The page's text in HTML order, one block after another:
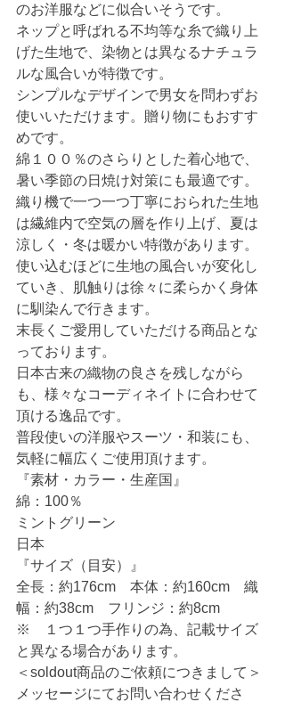
のお洋服などに似合いそうです。
ネップと呼ばれる不均等な糸で織り上
げた生地で、染物とは異なるナチュラ
ルな風合いが特徴です。
シンプルなデザインで男女を問わずお
使いいただけます。贈り物にもおすす
めです。
綿１００％のさらりとした着心地で、
暑い季節の日焼け対策にも最適です。
織り機で一つ一つ丁寧におられた生地
は繊維内で空気の層を作り上げ、夏は
涼しく・冬は暖かい特徴があります。
使い込むほどに生地の風合いが変化し
ていき、肌触りは徐々に柔らかく身体
に馴染んで行きます。
末長くご愛用していただける商品とな
っております。
日本古来の織物の良さを残しながら
も、様々なコーディネイトに合わせて
頂ける逸品です。
普段使いの洋服やスーツ・和装にも、
気軽に幅広くご使用頂けます。
『素材・カラー・生産国』
綿：100％
ミントグリーン
日本
『サイズ（目安）』
全長：約176cm　本体：約160cm　織
幅：約38cm　フリンジ：約8cm
※　１つ１つ手作りの為、記載サイズ
と異なる場合があります。
＜soldout商品のご依頼につきまして＞
メッセージにてお問い合わせくださ